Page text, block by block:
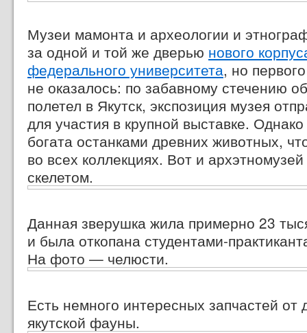
Музеи мамонта и археологии и
за одной и той же дверью нового
федерального университета, но
не оказалось: по забавному стечению
полетел в Якутск, экспозиция музея
для участия в крупной выставке.
богата останками древних животных,
во всех коллекциях. Вот и
скелетом.
Данная зверушка жила примерно 23
и была откопана студентами-
На фото — челюсти.
Есть немного интересных запчастей от
якутской фауны.